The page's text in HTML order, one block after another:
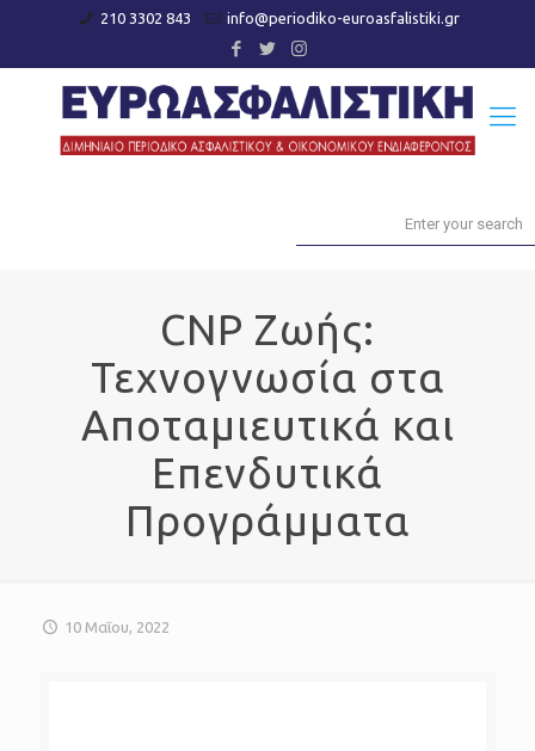
210 3302 843 info@periodiko-euroasfalistiki.gr
CNP Ζωής:
Τεχνογνωσία στα
Αποταμιευτικά και
Επενδυτικά
Προγράμματα
10 Μαΐου, 2022